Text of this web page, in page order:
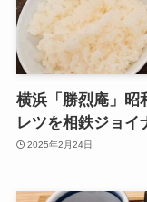
横浜「勝烈庵」昭
レツを相鉄ジョイ
2025年2月24日